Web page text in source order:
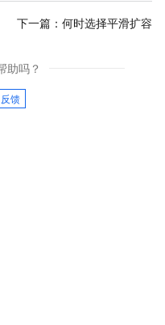
下一篇： 何时选择平滑扩容
助吗？
反馈